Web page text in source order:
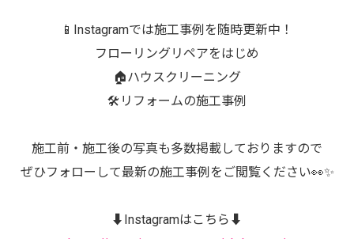
📱Instagramでは施工事例を随時更新中！
フローリングリペアをはじめ
🏠ハウスクリーニング
🛠️リフォームの施工事例
施工前・施工後の写真も多数掲載しておりますので
ぜひフォローして最新の施工事例をご閲覧ください👀✨
⬇️Instagramはこちら⬇️